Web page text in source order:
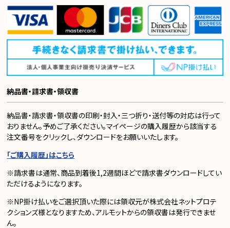
納品書・請求書・領収書
納品書・請求書・領収書の印刷・封入・三つ折り・送付等の対応は行って
おりません。予めご了承ください。マイページの購入履歴から該当する
注文番号をクリックし、ダウンロードをお願いいたします。
「ご購入履歴」はこちら
※請求書は通常、商品到着後1,2週間ほどで請求書ダウンロードしてい
ただけるようになります。
※NP掛け払いをご選択頂いた際には領収元が株式会社ネットプロテ
クションズ様となりますため、アルモットからの領収書は発行できませ
ん。